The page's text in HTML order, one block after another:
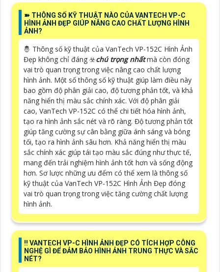
➽ THÔNG SỐ KỸ THUẬT NÀO CỦA VANTECH VP-C
HÌNH ẢNH ĐẸP GIÚP NÂNG CAO CHẤT LƯỢNG HÌNH
ẢNH?
🤴 Thông số kỹ thuật của VanTech VP-152C Hình Ảnh
Đẹp không chỉ đáng ☣️chú trọng nhấtmà còn đóng
vai trò quan trọng trong việc nâng cao chất lượng
hình ảnh. Một số thông số kỹ thuật giúp làm điều này
bao gồm độ phân giải cao, độ tương phản tốt, và khả
năng hiển thị màu sắc chính xác. Với độ phân giải
cao, VanTech VP-152C có thể chi tiết hóa hình ảnh,
tạo ra hình ảnh sắc nét và rõ ràng. Độ tương phản tốt
giúp tăng cường sự cân bằng giữa ánh sáng và bóng
tối, tạo ra hình ảnh sâu hơn. Khả năng hiển thị màu
sắc chính xác giúp tái tạo màu sắc đúng như thực tế,
mang đến trải nghiệm hình ảnh tốt hơn và sống động
hơn. Sơ lược những ưu đểm có thể xem là thông số
kỹ thuật của VanTech VP-152C Hình Ảnh Đẹp đóng
vai trò quan trọng trong việc tăng cường chất lượng
hình ảnh.
‼️ VANTECH VP-C HÌNH ẢNH ĐẸP CÓ TÍCH HỢP CÔNG
NGHỆ GÌ ĐỂ ĐẢM BẢO HÌNH ẢNH TRUNG THỰC VÀ SẮC
NÉT?